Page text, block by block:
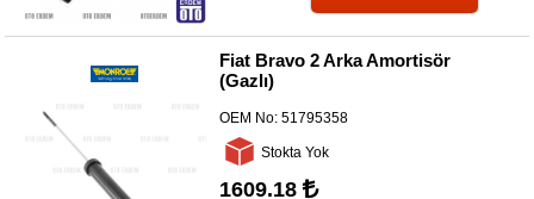
Fiat Bravo 2 Arka Amortisör
(Gazlı)
OEM No:51795358
Stokta Yok
1609.18